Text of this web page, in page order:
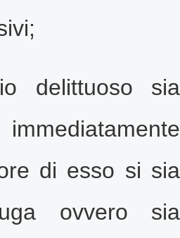
delittuoso sia
di esso si sia
ovvero sia